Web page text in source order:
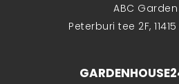
ABC Garden
Peterburi tee 2F,